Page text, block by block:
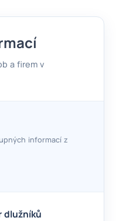
a firem v
informací z
dlužníků